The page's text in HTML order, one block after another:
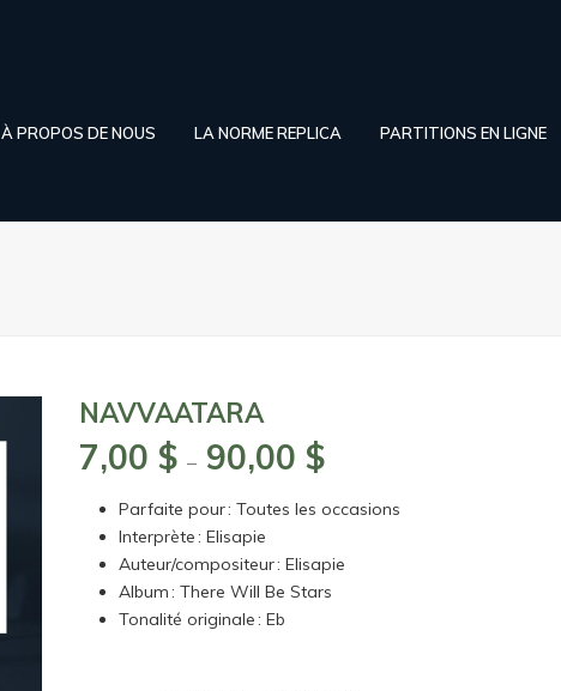
À PROPOS DE NOUS LA NORME REPLICA PARTITIONS EN LIGNE
NAVVAATARA
7,00$ – 90,00$Plage
prix :
Parfaite pour : Toutes les occasions
Interprète : Elisapie
Auteur/compositeur : Elisapie
Album : There Will Be Stars
Tonalité originale : Eb